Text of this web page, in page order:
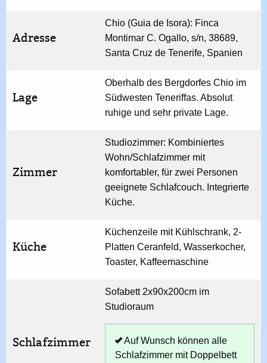
Adresse
Chio (Guia de Isora): Finca
Montimar C. Ogallo, s/n, 38689,
Santa Cruz de Tenerife, Spanien
Lage
Oberhalb des Bergdorfes Chio im
Südwesten Teneriffas. Absolut
ruhige und sehr private Lage.
Zimmer
Studiozimmer: Kombiniertes
Wohn/Schlafzimmer mit
komfortabler, für zwei Personen
geeignete Schlafcouch. Integrierte
Küche.
Küche
Küchenzeile mit Kühlschrank, 2-
Platten Ceranfeld, Wasserkocher,
Toaster, Kaffeemaschine
Schlafzimmer
Sofabett 2x90x200cm im
Studioraum
Auf Wunsch können alle
Schlafzimmer mit Doppelbett